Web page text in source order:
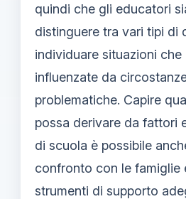
quindi che gli educatori
distinguere tra vari tipi di
individuare situazioni che
influenzate da
problematiche. Capire
possa derivare da fattori
di scuola è possibile
confronto con le famiglie
strumenti di supporto